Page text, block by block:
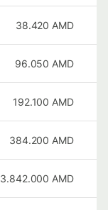
38.420 AMD
96.050 AMD
192.100 AMD
384.200 AMD
3.842.000 AMD